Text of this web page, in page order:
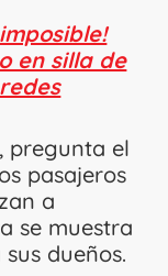
en silla de
, pregunta el
pasajeros
a
se muestra
dueños.